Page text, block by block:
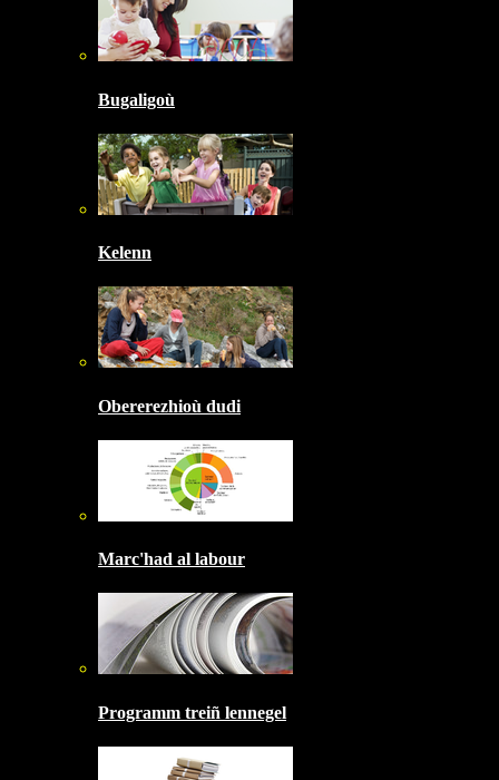
Bugaligoù
Kelenn
Obererezhioù dudi
Marc'had al labour
Programm treiñ lennegel